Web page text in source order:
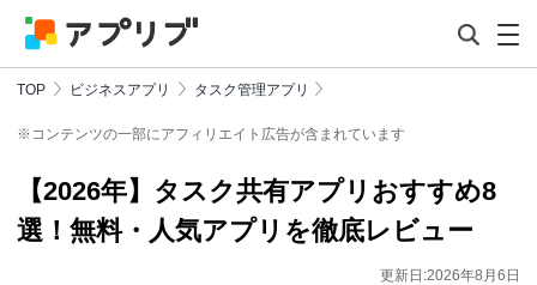
TOP ビジネスアプリ タスク管理アプリ
※コンテンツの一部にアフィリエイト広告が含まれています
【2026年】タスク共有アプリおすすめ8
選！無料・人気アプリを徹底レビュー
更新日:2026年8月6日